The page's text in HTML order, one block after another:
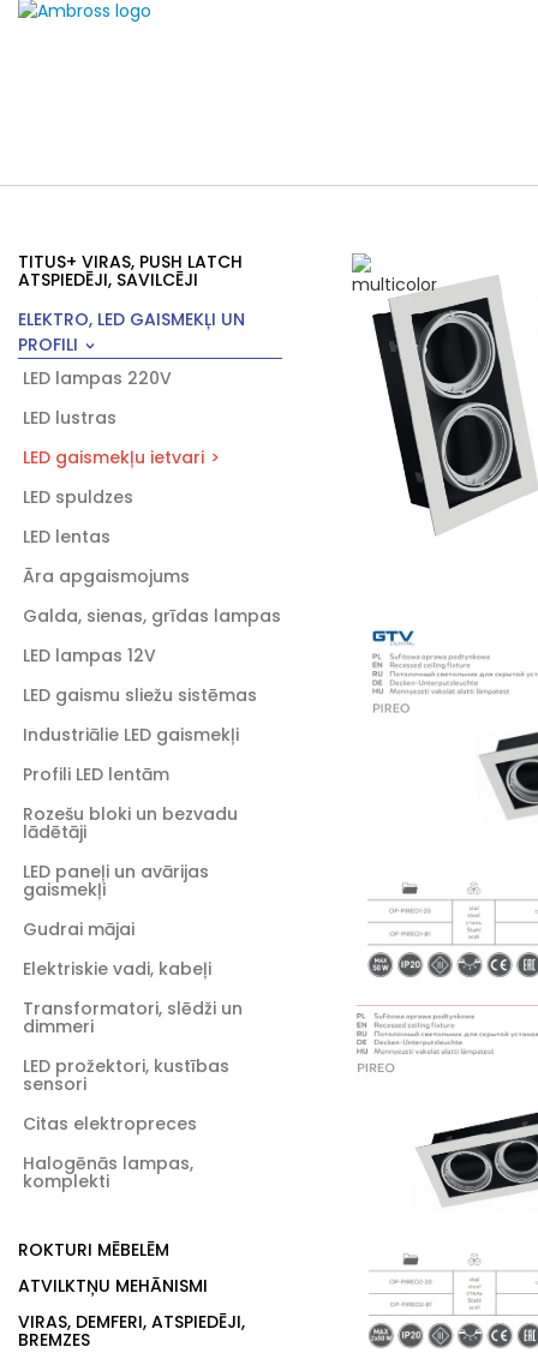
TITUS+ VIRAS, PUSH LATCH
ATSPIEDĒJI, SAVILCĒJI
ELEKTRO, LED GAISMEKĻI UN
PROFILI
LED lampas 220V
LED lustras
LED gaismekļu ietvari
LED spuldzes
LED lentas
Āra apgaismojums
Galda, sienas, grīdas lampas
LED lampas 12V
LED gaismu sliežu sistēmas
Industriālie LED gaismekļi
Profili LED lentām
Rozešu bloki un bezvadu
lādētāji
LED paneļi un avārijas
gaismekļi
Gudrai mājai
Elektriskie vadi, kabeļi
Transformatori, slēdži un
dimmeri
LED prožektori, kustības
sensori
Citas elektropreces
Halogēnās lampas,
komplekti
ROKTURI MĒBELĒM
ATVILKTŅU MEHĀNISMI
VIRAS, DEMFERI, ATSPIEDĒJI,
BREMZES